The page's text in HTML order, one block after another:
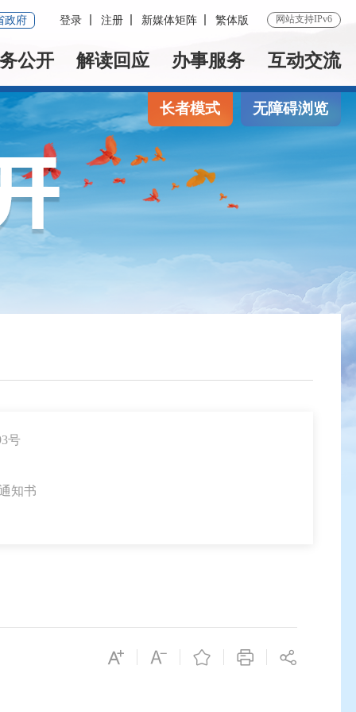
政府 登录 注册 新媒体矩阵 繁体版 网站支持IPv6
公开 解读回应 办事服务 互动交流
长者模式 无障碍浏览
号
知书